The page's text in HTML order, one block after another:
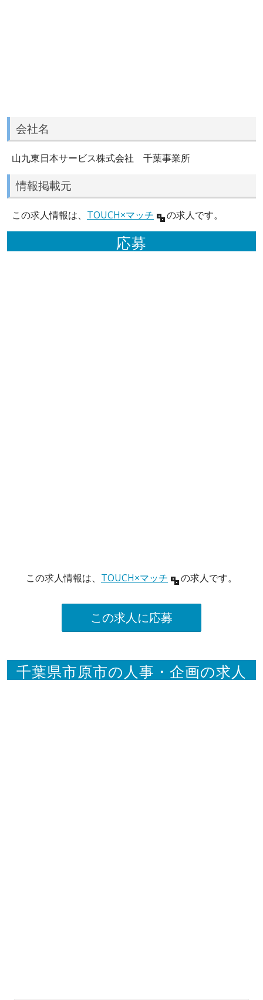
会社名
山九東日本サービス株式会社 千葉事業所
情報掲載元
この求人情報は、 TOUCH×マッチ の求人です。
応募
この求人情報は、 TOUCH×マッチ の求人です。
この求人に応募
千葉県市原市の人事・企画の求人